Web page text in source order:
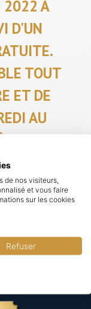
2022 À
D'UN
TOUT
ET DE
AU
21H
de nos visiteurs,
et vous faire
sur les cookies
Refuser